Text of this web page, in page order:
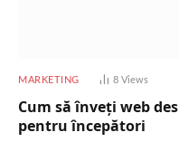
MARKETING 8 Views
Cum să înveți web
pentru începători